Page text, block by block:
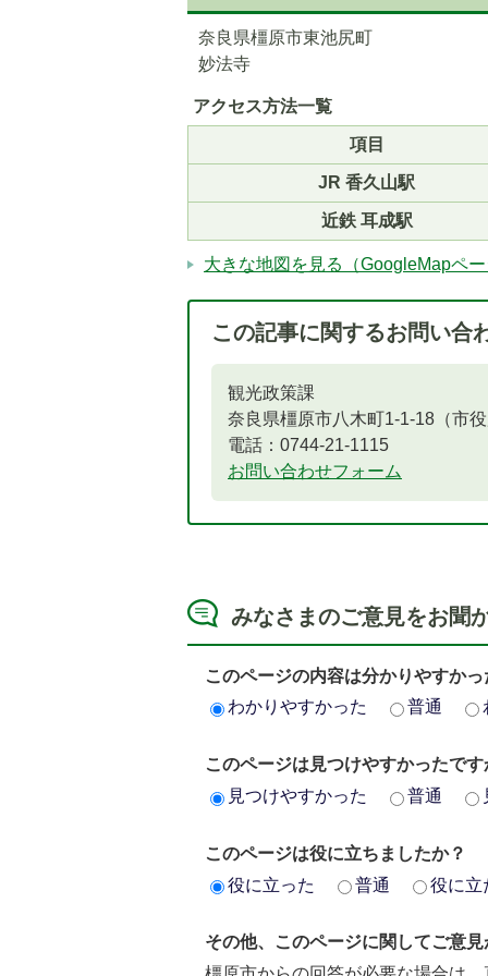
奈良県橿原市東池尻町
妙法寺
アクセス方法一覧
項目
JR 香久山駅
近鉄 耳成駅
大きな地図を見る（GoogleMapペ
この記事に関するお問い合
観光政策課
奈良県橿原市八木町1-1-18（市
電話：0744-21-1115
お問い合わせフォーム
みなさまのご意見をお聞
このページの内容は分かりやすか
わかりやすかった
普通
このページは見つけやすかったです
見つけやすかった
普通
このページは役に立ちましたか？
役に立った
普通 役に立
その他、このページに関してご意
目
の
ラ
イ